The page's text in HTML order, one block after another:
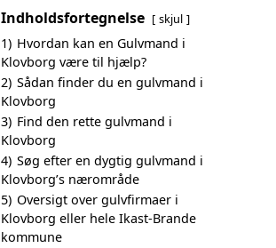
Indholdsfortegnelse skjul
1) Hvordan kan en Gulvmand i
Klovborg være til hjælp?
2) Sådan finder du en gulvmand i
Klovborg
3) Find den rette gulvmand i
Klovborg
4) Søg efter en dygtig gulvmand i
Klovborg’s nærområde
5) Oversigt over gulvfirmaer i
Klovborg eller hele Ikast-Brande
kommune